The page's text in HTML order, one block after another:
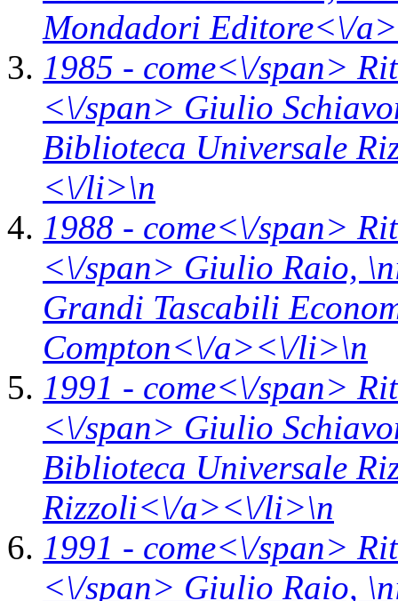
Mondadori Editore<\/
1985 - come<\/span>
<\/span> Giulio
Biblioteca Universale
<\/li>\n
1988 - come<\/span>
<\/span> Giulio Raio, \n
Grandi Tascabili
Compton<\/a><\/li>\n
1991 - come<\/span>
<\/span> Giulio
Biblioteca Universale
Rizzoli<\/a><\/li>\n
1991 - come<\/span>
<\/span> Giulio Raio, \n